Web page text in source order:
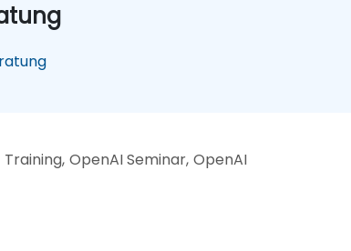
OpenAI Seminar, OpenAI